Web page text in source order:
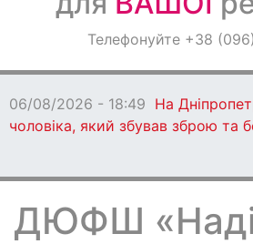
ОголошенняТелефонуйте +38
06/08/2026 - 18:49 На
чоловіка, який збував зброю та
ДЮФШ